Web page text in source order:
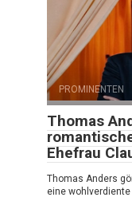
PROMINENTEN
Thomas
Ehefrau
Thomas Anders
eine